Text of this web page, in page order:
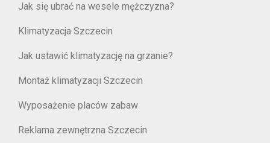
Jak się ubrać na wesele mężczyzna?
Klimatyzacja Szczecin
Jak ustawić klimatyzację na grzanie?
Montaż klimatyzacji Szczecin
Wyposażenie placów zabaw
Reklama zewnętrzna Szczecin